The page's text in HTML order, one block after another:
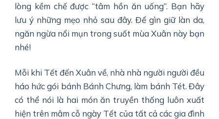
lòng kềm chế được “tâm hồn ăn uống”. Bạn hãy
lưu ý những mẹo nhỏ sau đây. Để gìn giữ làn da,
ngăn ngừa nổi mụn trong suốt mùa Xuân này bạn
nhé!
Mỗi khi Tết đến Xuân về, nhà nhà người người đều
háo hức gói bánh Bánh Chưng, làm bánh Tét. Đây
có thể nói là hai món ăn truyền thống luôn xuất
hiện trên mâm cỗ ngày Tết của tất cả các gia đình